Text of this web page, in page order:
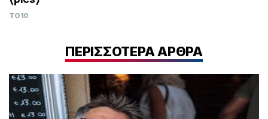
TO10
ΠΕΡΙΣΣΟΤΕΡΑ ΑΡΘΡΑ